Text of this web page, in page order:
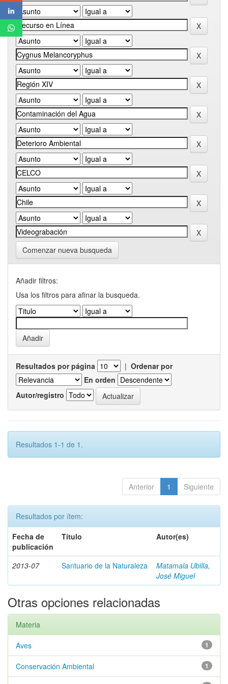
Comenzar nueva busqueda
Añadir filtros:
Usa los filtros para afinar la busqueda.
Resultados por página | Ordenar por
En orden
Autor/registro
Resultados 1-1 de 1.
Anterior 1 Siguiente
Resultados por ítem:
Fecha de
publicación
Título Autor(es)
2013-07 Santuario de la Naturaleza
Matamala Ubilla,
José Miguel
Otras opciones relacionadas
Materia
1
Aves
1
Conservación Ambiental